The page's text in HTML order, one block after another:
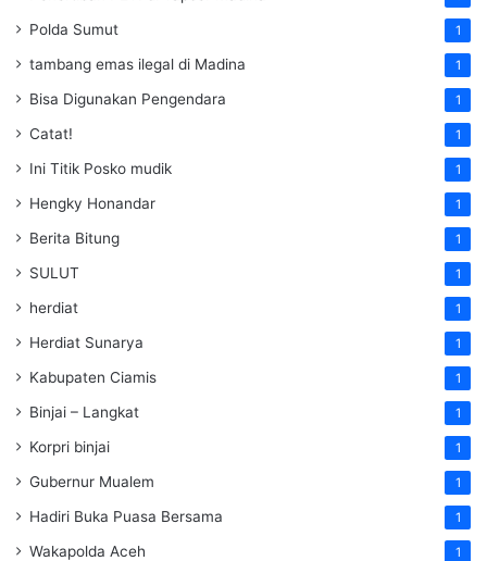
Polda Sumut 1
tambang emas ilegal di Madina 1
Bisa Digunakan Pengendara 1
Catat! 1
Ini Titik Posko mudik 1
Hengky Honandar 1
Berita Bitung 1
SULUT 1
herdiat 1
Herdiat Sunarya 1
Kabupaten Ciamis 1
Binjai – Langkat 1
Korpri binjai 1
Gubernur Mualem 1
Hadiri Buka Puasa Bersama 1
Wakapolda Aceh 1